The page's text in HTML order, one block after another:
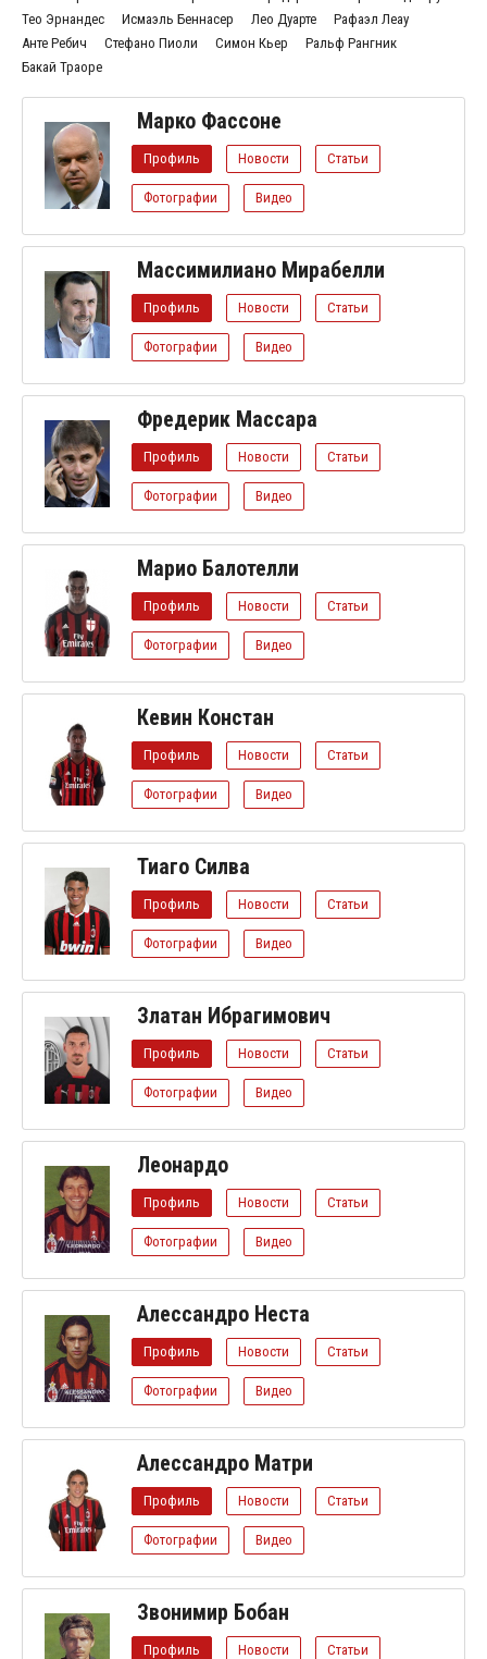
Тео Эрнандес
Исмаэль Беннасер Лео Дуарте
Рафаэл Леау
Анте Ребич
Стефано Пиоли Симон Кьер
Ральф Рангник
Бакай Траоре
Марко Фассоне
Профиль Новости Статьи
Фотографии Видео
Массимилиано Мирабелли
Профиль Новости Статьи
Фотографии Видео
Фредерик Массара
Профиль Новости Статьи
Фотографии Видео
Марио Балотелли
Профиль Новости Статьи
Фотографии Видео
Кевин Констан
Профиль Новости Статьи
Фотографии Видео
Тиаго Силва
Профиль Новости Статьи
Фотографии Видео
Златан Ибрагимович
Профиль Новости Статьи
Фотографии Видео
Леонардо
Профиль Новости Статьи
Фотографии Видео
Алессандро Неста
Профиль Новости Статьи
Фотографии Видео
Алессандро Матри
Профиль Новости Статьи
Фотографии Видео
Звонимир Бобан
Профиль Новости Статьи